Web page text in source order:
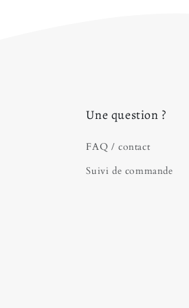
Une question ?
FAQ / contact
Suivi de commande